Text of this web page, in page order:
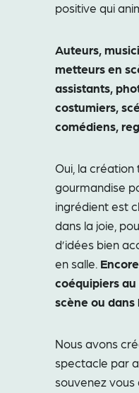
positive qui
Auteurs,
metteurs en
assistants,
costumiers,
comédiens,
Oui, la
gourmandise
ingrédient est
dans la joie,
d’idées bien
en salle.
coéquipiers au
scène ou dans
Nous avons
spectacle par
souvenez